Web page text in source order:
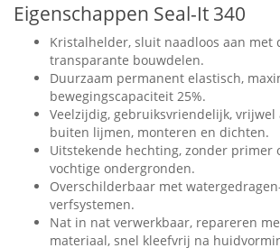
Eigenschappen Seal-It 340
Kristalhelder, sluit naadloos aan met
transparante bouwdelen.
Duurzaam permanent elastisch,
bewegingscapaciteit 25%.
Veelzijdig, gebruiksvriendelijk,
buiten lijmen, monteren en dichten.
Uitstekende hechting, zonder primer
vochtige ondergronden.
Overschilderbaar met
verfsystemen.
Nat in nat verwerkbaar, repareren
materiaal, snel kleefvrij na